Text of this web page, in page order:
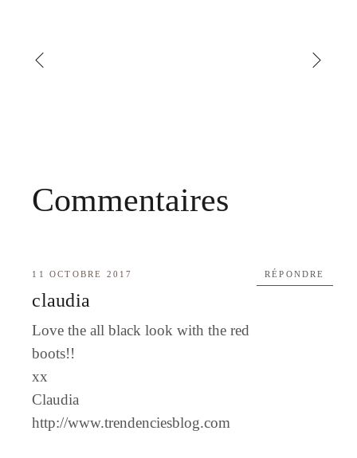
Commentaires
11 OCTOBRE 2017
claudia
Love the all black look with the red
boots!!
xx
Claudia
http://www.trendenciesblog.com
RÉPONDRE